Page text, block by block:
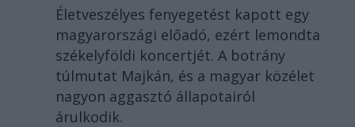
Életveszélyes fenyegetést kapott egy
magyarországi előadó, ezért lemondta
székelyföldi koncertjét. A botrány
túlmutat Majkán, és a magyar közélet
nagyon aggasztó állapotairól
árulkodik.